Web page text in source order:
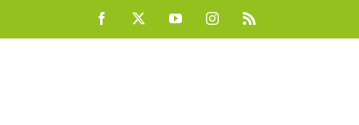
Facebook YouTubeInstagram